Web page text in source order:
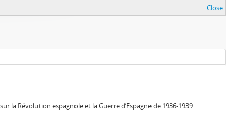
Close
la Révolution espagnole et la Guerre d’Espagne de 1936-1939.